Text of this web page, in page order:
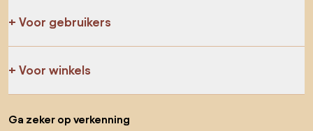
Voor gebruikers
Voor winkels
Ga zeker op verkenning